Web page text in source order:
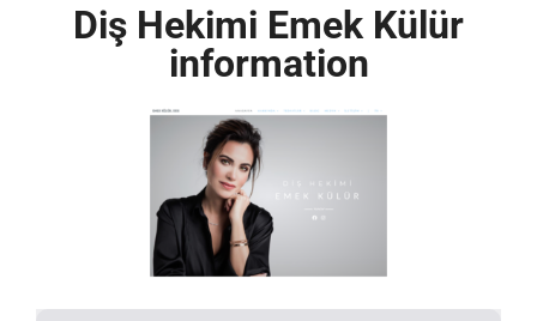
Diş Hekimi Emek Külür
information